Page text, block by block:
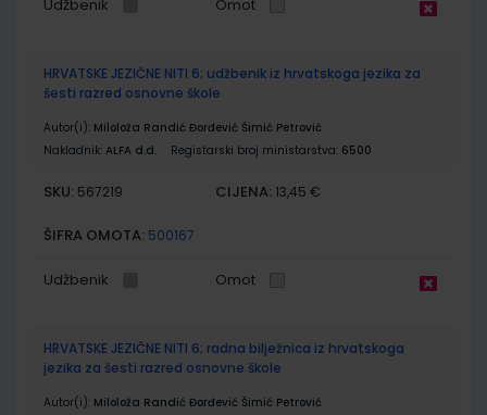
Udžbenik Omot
HRVATSKE JEZIČNE NITI 6; udžbenik iz hrvatskoga jezika za
šesti razred osnovne škole
Autor(i): Miloloža Randić Đorđević Šimić Petrović
Nakladnik: ALFA d.d. Registarski broj ministarstva: 6500
SKU: 567219 CIJENA: 13,45 €
ŠIFRA OMOTA: 500167
Udžbenik Omot
HRVATSKE JEZIČNE NITI 6; radna bilježnica iz hrvatskoga
jezika za šesti razred osnovne škole
Autor(i): Miloloža Randić Đorđević Šimić Petrović